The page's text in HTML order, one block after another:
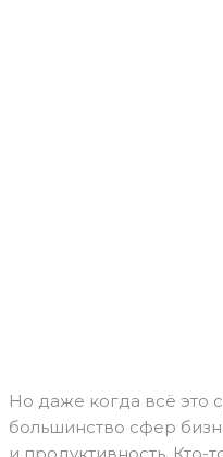
Но даже когда всё это
большинство сфер